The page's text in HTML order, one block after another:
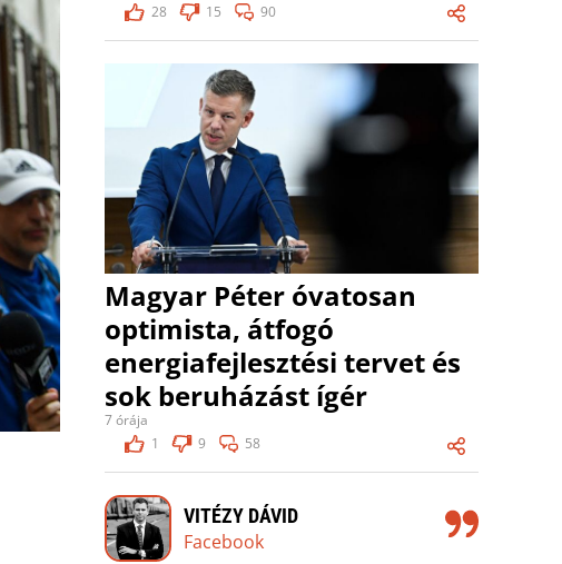
28
15 90
Magyar Péter óvatosan
optimista, átfogó
energiafejlesztési tervet és
sok beruházást ígér
7 órája
1
9 58
VITÉZY DÁVID
Facebook